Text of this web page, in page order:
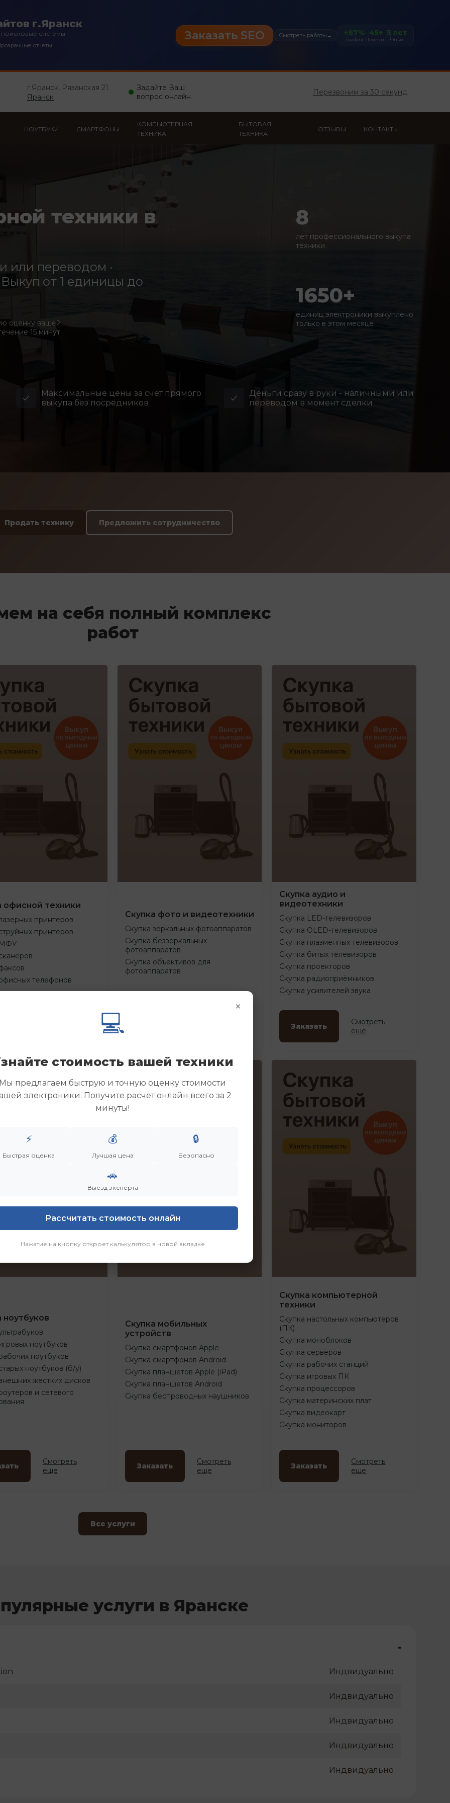
г.Яранск
системы
отчеты
Заказать SEO Смотреть работы → +87%
Трафик
45+
Проекты
5 лет
Опыт
г.Яранск, Рязанская 21
Яранск
Задайте Ваш
вопрос онлайн
Перезвоним за 30 секунд
НОУТБУКИ СМАРТФОНЫ
КОМПЬЮТЕРНАЯ
ТЕХНИКА
БЫТОВАЯ
ТЕХНИКА
ОТЗЫВЫ КОНТАКТЫ
техники в
или переводом ·
от 1 единицы до
оценку вашей
15 минут
8
лет профессионального выкупа
техники
1650+
единиц электроники выкуплено
только в этом месяце
Максимальные цены за счет прямого
выкупа без посредников
Деньги сразу в руки - наличными или
переводом в момент сделки
Продать технику Предложить сотрудничество
на себя полный комплекс
работ
офисной техники
принтеров
принтеров
МФУ
телефонов
Скупка фото и видеотехники
Скупка зеркальных фотоаппаратов
Скупка беззеркальных
фотоаппаратов
Скупка объективов для
фотоаппаратов
Скупка аудио и
видеотехники
Скупка LED-телевизоров
Скупка OLED-телевизоров
Скупка плазменных телевизоров
Скупка битых телевизоров
Скупка проекторов
Скупка радиоприёмников
Скупка усилителей звука
Заказать
Смотреть
еще
ноутбуков
ноутбуков
ноутбуков
ноутбуков (б/у)
жестких дисков
и сетевого
Смотреть
еще
Скупка мобильных
устройств
Скупка смартфонов Apple
Скупка смартфонов Android
Скупка планшетов Apple (iPad)
Скупка планшетов Android
Скупка беспроводных наушников
Заказать
Смотреть
еще
Скупка компьютерной
техники
Скупка настольных компьютеров
(ПК)
Скупка моноблоков
Скупка серверов
Скупка рабочих станций
Скупка игровых ПК
Скупка процессоров
Скупка материнских плат
Скупка видеокарт
Скупка мониторов
Заказать
Смотреть
еще
Все услуги
услуги в Яранске
-
Индвидуально
Индвидуально
Индвидуально
Индвидуально
Индвидуально
×
💻
стоимость вашей техники
предлагаем быструю и точную оценку стоимости
электроники. Получите расчет онлайн всего за 2
минуты!
⚡
Быстрая оценка
💰
Лучшая цена
🔒
Безопасно
🚗
Выезд эксперта
Рассчитать стоимость онлайн
Нажатие на кнопку откроет калькулятор в новой вкладке